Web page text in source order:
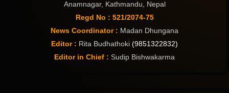
Anamnagar, Kathmandu, Nepal
Regd No : 521/2074-75
News Coordinator : Madan Dhungana
Editor : Rita Budhathoki (9851322832)
Editor in Chief : Sudip Bishwakarma